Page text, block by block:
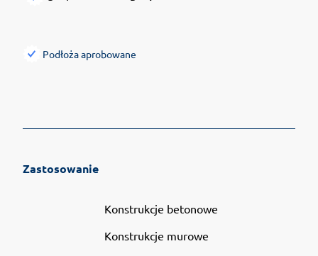
Podłoża aprobowane
Zastosowanie
Konstrukcje betonowe
Konstrukcje murowe